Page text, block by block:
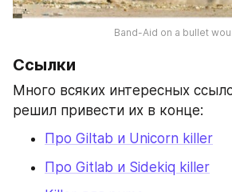
Band-Aid on a bullet
Ссылки
Много всяких интересных
решил привести их в конце:
Про Giltab и Unicorn killer
Про Gitlab и Sidekiq killer